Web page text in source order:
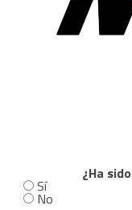
¿Ha
Sí
No